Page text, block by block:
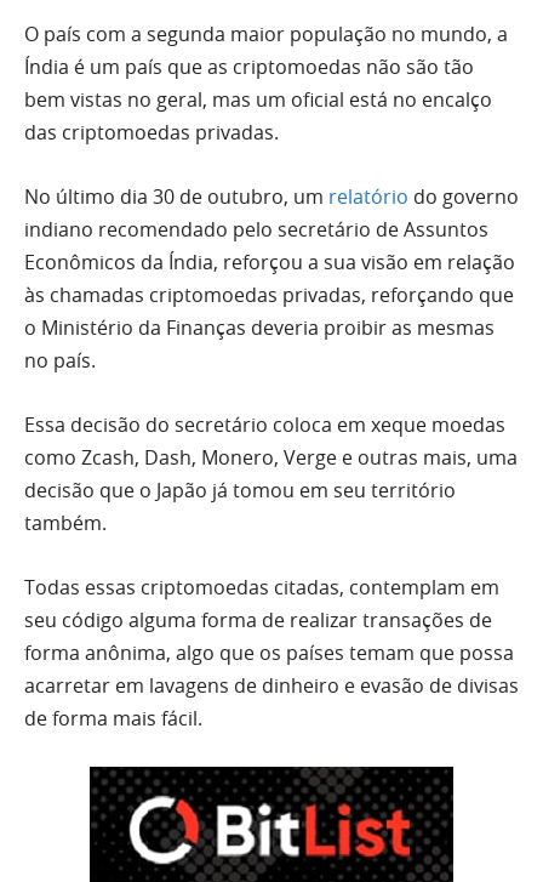
O país com a segunda maior população no mundo, a
Índia é um país que as criptomoedas não são tão
bem vistas no geral, mas um oficial está no encalço
das criptomoedas privadas.
No último dia 30 de outubro, um relatório do governo
indiano recomendado pelo secretário de Assuntos
Econômicos da Índia, reforçou a sua visão em relação
às chamadas criptomoedas privadas, reforçando que
o Ministério da Finanças deveria proibir as mesmas
no país.
Essa decisão do secretário coloca em xeque moedas
como Zcash, Dash, Monero, Verge e outras mais, uma
decisão que o Japão já tomou em seu território
também.
Todas essas criptomoedas citadas, contemplam em
seu código alguma forma de realizar transações de
forma anônima, algo que os países temam que possa
acarretar em lavagens de dinheiro e evasão de divisas
de forma mais fácil.